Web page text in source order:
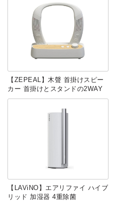
【ZEPEAL】木聲 首掛けスピー
カー 首掛けとスタンドの2WAY
【LAViNO】エアリファイ ハイブ
リッド 加湿器 4重除菌